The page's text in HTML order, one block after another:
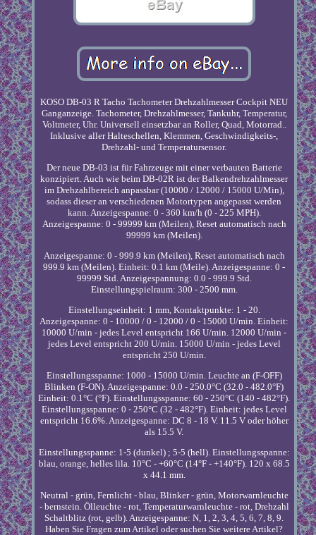
KOSO DB-03 R Tacho Tachometer Drehzahlmesser Cockpit NEU
Ganganzeige. Tachometer, Drehzahlmesser, Tankuhr, Temperatur,
Voltmeter, Uhr. Universell einsetzbar an Roller, Quad, Motorrad..
Inklusive aller Halteschellen, Klemmen, Geschwindigkeits-,
Drehzahl- und Temperatursensor.
Der neue DB-03 ist für Fahrzeuge mit einer verbauten Batterie
konzipiert. Auch wie beim DB-02R ist der Balkendrehzahlmesser
im Drehzahlbereich anpassbar (10000 / 12000 / 15000 U/Min),
sodass dieser an verschiedenen Motortypen angepasst werden
kann. Anzeigespanne: 0 - 360 km/h (0 - 225 MPH).
Anzeigespanne: 0 - 99999 km (Meilen), Reset automatisch nach
99999 km (Meilen).
Anzeigespanne: 0 - 999.9 km (Meilen), Reset automatisch nach
999.9 km (Meilen). Einheit: 0.1 km (Meile). Anzeigespanne: 0 -
99999 Std. Anzeigespannung: 0.0 - 999.9 Std.
Einstellungspielraum: 300 - 2500 mm.
Einstellungseinheit: 1 mm, Kontaktpunkte: 1 - 20.
Anzeigespanne: 0 - 10000 / 0 - 12000 / 0 - 15000 U/min. Einheit:
10000 U/min - jedes Level entspricht 166 U/min. 12000 U/min -
jedes Level entspricht 200 U/min. 15000 U/min - jedes Level
entspricht 250 U/min.
Einstellungsspanne: 1000 - 15000 U/min. Leuchte an (F-OFF)
Blinken (F-ON). Anzeigespanne: 0.0 - 250.0°C (32.0 - 482.0°F)
Einheit: 0.1°C (°F). Einstellungsspanne: 60 - 250°C (140 - 482°F).
Einstellungsspanne: 0 - 250°C (32 - 482°F). Einheit: jedes Level
entspricht 16.6%. Anzeigespanne: DC 8 - 18 V. 11.5 V oder höher
als 15.5 V.
Einstellungsspanne: 1-5 (dunkel) ; 5-5 (hell). Einstellungsspanne:
blau, orange, helles lila. 10°C - +60°C (14°F - +140°F). 120 x 68.5
x 44.1 mm.
Neutral - grün, Fernlicht - blau, Blinker - grün, Motorwarnleuchte
- bernstein. Ölleuchte - rot, Temperaturwarnleuchte - rot, Drehzahl
Schaltblitz (rot, gelb). Anzeigespanne: N, 1, 2, 3, 4, 5, 6, 7, 8, 9.
Haben Sie Fragen zum Artikel oder suchen Sie weitere Artikel?